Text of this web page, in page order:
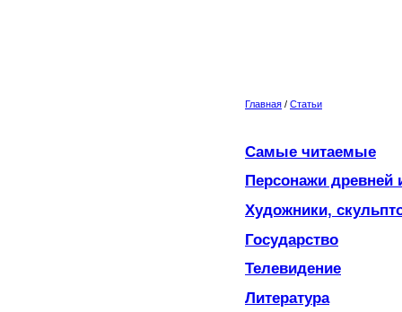
Главная / Статьи
Самые читаемые
Персонажи древней
Художники,
Государство
Телевидение
Литература